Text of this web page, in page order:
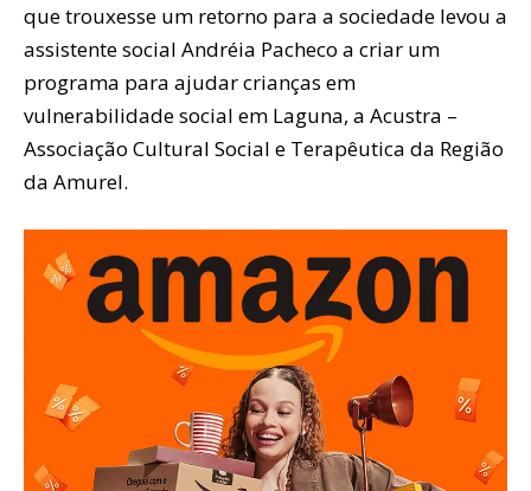
que trouxesse um retorno para a sociedade levou a
assistente social Andréia Pacheco a criar um
programa para ajudar crianças em
vulnerabilidade social em Laguna, a Acustra –
Associação Cultural Social e Terapêutica da Região
da Amurel.